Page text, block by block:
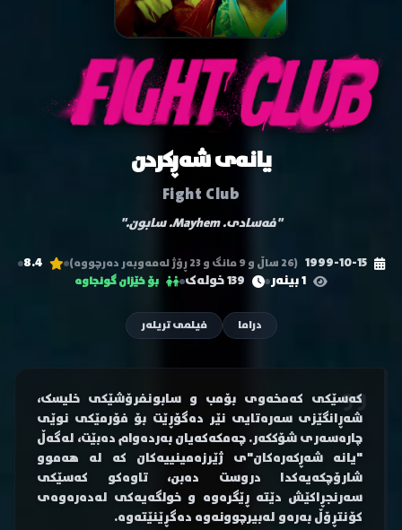
یانەی شەڕکردن
Fight Club
"فەسادی. Mayhem. سابون."
1999-10-15 (26 ساڵ و 9 مانگ و 23 ڕۆژ لەمەوبەر دەرچووە)
8.4
1 بینەر
139 خولەک بۆ خێزان گونجاوە
دراما فیلمی تریلەر
کەسێکی کەمخەوی بۆمب و سابونفرۆشێکی خلیسک،
شەڕانگێزی سەرەتایی نێر دەگۆڕێت بۆ فۆرمێکی نوێی
چارەسەری شۆککەر. چەمکەکەیان بەردەوام دەبێت، لەگەڵ
"یانە شەڕکەرەکان"ی ژێرزەمینییەکان کە لە هەموو
شارۆچکەیەکدا دروست دەبن، تاوەکو کەسێکی
سەرنجڕاکێش دێتە ڕێگرەوە و خولگەیەکی لەدەرەوەی
کۆنتڕۆڵ بەرەو لەبیرچوونەوە دەگڕێنێتەوە.